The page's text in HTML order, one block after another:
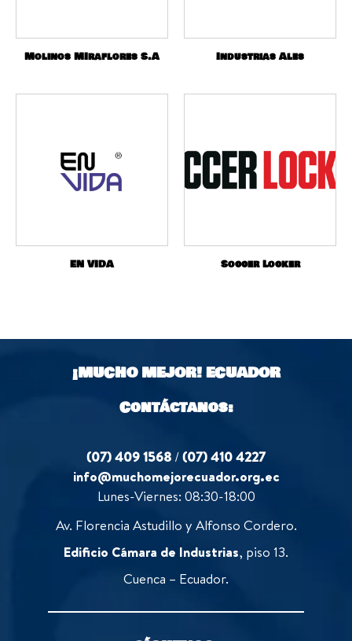
Molinos MIraflores S.A Industrias Ales
EN VIDA Soccer Locker
¡MUCHO MEJOR!ECUADOR
Contáctanos:
(07) 409 1568 /(07) 410 4227
info@muchomejorecuador.org.ec
Lunes-Viernes: 08:30-18:00
Av. Florencia Astudillo y Alfonso Cordero.
Edificio Cámara de Industrias, piso 13.
Cuenca – Ecuador.